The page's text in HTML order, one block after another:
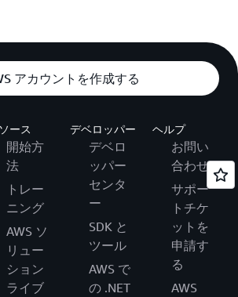
アカウントを作成する
ース
開始方
法
トレー
ニング
AWS ソ
リュー
ション
ライブ
デベロッパー
デベロ
ッパー
センタ
ー
SDK と
ツール
AWS で
の .NET
ヘルプ
お問い
合わせ
サポー
トチケ
ットを
申請す
る
AWS